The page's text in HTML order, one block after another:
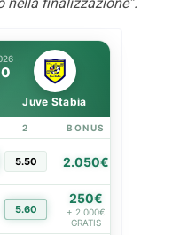
Juve Stabia
2 BONUS
5.50 2.050€
5.60
250€
+ 2.000€
GRATIS